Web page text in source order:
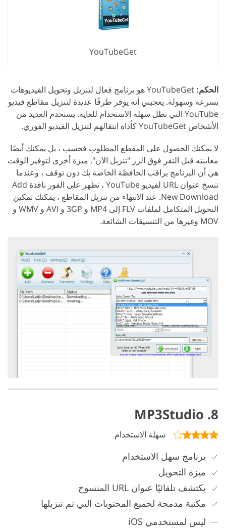
YouTubeGet
الحكم:
YouTubeGet هو برنامج فعال لتنزيل وتحويل الفيديوهات
بسرعة وسهولة. يعجبني أنه يوفر طرقًا عديدة لتنزيل مقاطع فيديو
YouTube التي تظل سهلة الاستخدام للغاية. يستخدم العديد من
الأشخاص YouTubeGet كأداة انتقالهم لتنزيل الفيديو الفوري.
لا يمكنك الحصول على المقطع المطلوب فحسب ، بل يمكنك أيضًا
معاينته قبل النقر فوق الزر "تنزيل الآن". ميزة أخرى لتوفير الوقت
هي أن البرنامج يراقب الحافظة الخاصة بك دون توقف ، وعندما
تنسخ عنوان URL لفيديو YouTube ، تظهر على الفور نافذة Add
New Download. عند الانتهاء من تنزيل المقاطع ، يمكنك تمكين
التحويل المتكامل لملفات FLV إلى MP4 و 3GP و AVI و WMV و
MOV وغيرها من التنسيقات الشائعة.
8. MP3Studio
سهلة الاستخدام
برنامج سهل الاستخدام
ميزة التحويل
يكتشف تلقائيًا عنوان URL المنسوخ
مكتبة مدمجة لجميع المحتويات التي تم تنزيلها
ليس لمستخدمي iOS